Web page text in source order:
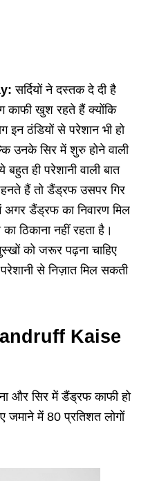
सर्दियों ने दस्तक दे दी है
काफी खुश रहते हैं क्योंकि
ठंडियों से परेशान भी हो
उनके सिर में शुरु होने वाली
ही परेशानी वाली बात
हैं तो डैंड्रफ उसपर गिर
डैंड्रफ का निवारण मिल
ठिकाना नहीं रहता है।
को जरूर पढ़ना चाहिए
से निज़ात मिल सकती
Kaise
और सिर में डैंड्रफ काफी हो
में 80 प्रतिशत लोगों